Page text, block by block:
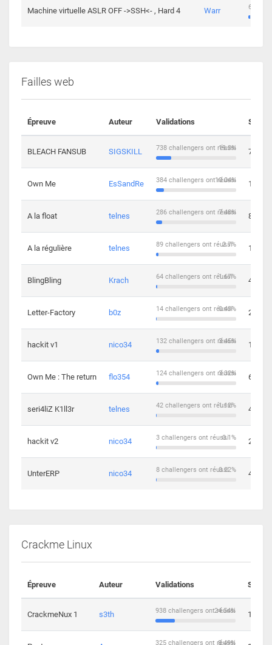
Machine virtuelle ASLR OFF ->SSH<- , Hard 4 Warr 63
Failles web
Épreuve Auteur Validations
BLEACH FANSUB SIGSKILL 19.3%
738 challengers ont réussi 7
Own Me EsSandRe 10.04%
384 challengers ont réussi 13
A la float telnes 7.48%
286 challengers ont réussi 8
A la régulière telnes 2.7%
89 challengers ont réussi 10
BlingBling Krach 1.67%
64 challengers ont réussi 4
Letter-Factory b0z 0.43%
14 challengers ont réussi 2
hackit v1 nico34 3.45%
132 challengers ont réussi 12
Own Me : The return flo354 3.32%
124 challengers ont réussi 6
seri4liZ K1ll3r telnes 1.12%
42 challengers ont réussi 4
hackit v2 nico34 0.1%
3 challengers ont réussi 2
UnterERP nico34 0.22%
8 challengers ont réussi 4
Crackme Linux
Épreuve Auteur Validations
CrackmeNux 1 s3th 24.54%
938 challengers ont réussi 14
8.49%
325 challengers ont réussi